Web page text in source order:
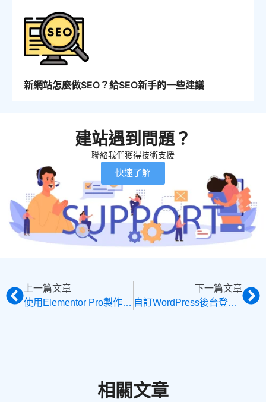
新網站怎麼做SEO？給SEO新手的一些建議
建站遇到問題？
聯絡我們獲得技術支援
快速了解
上一篇文章
使用Elementor Pro製作產品清單模板，自訂產品分類頁、聚合頁樣式
下一篇文章
自訂WordPress後台登入頁面樣式，2種方法自訂Login Page
相關文章